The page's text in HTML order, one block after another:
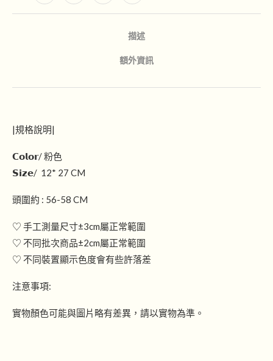
描述
額外資訊
|規格說明|
𝗖𝗼𝗹𝗼𝗿/ 粉色
𝗦𝗶𝘇𝗲/ 12* 27 CM
頭圍約 : 56-58 CM
♡ 手工測量尺寸±3cm屬正常範圍
♡ 不同批次商品±2cm屬正常範圍
♡ 不同裝置顯示色度會有些許落差
注意事項:
實物顏色可能與圖片略有差異，請以實物為準。